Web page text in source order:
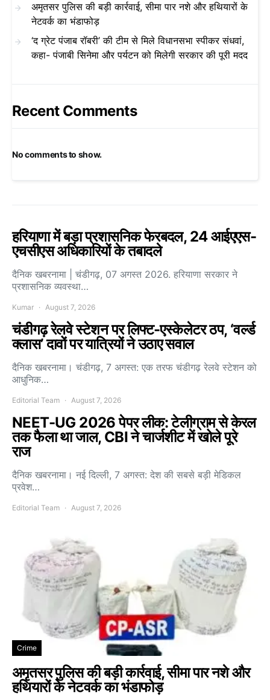
अमृतसर पुलिस की बड़ी कार्रवाई, सीमा पार नशे और हथियारों के
नेटवर्क का भंडाफोड़
‘द ग्रेट पंजाब रॉबरी’ की टीम से मिले विधानसभा स्पीकर संधवां,
कहा- पंजाबी सिनेमा और पर्यटन को मिलेगी सरकार की पूरी मदद
Recent Comments
No comments to show.
हरियाणा में बड़ा प्रशासनिक फेरबदल, 24 आईएएस-
एचसीएस अधिकारियों के तबादले
दैनिक खबरनामा | चंडीगढ़, 07 अगस्त 2026. हरियाणा सरकार ने
प्रशासनिक व्यवस्था…
Kumar August 7, 2026
चंडीगढ़ रेलवे स्टेशन पर लिफ्ट-एस्केलेटर ठप, ‘वर्ल्ड
क्लास’ दावों पर यात्रियों ने उठाए सवाल
दैनिक खबरनामा। चंडीगढ़, 7 अगस्त: एक तरफ चंडीगढ़ रेलवे स्टेशन को
आधुनिक…
Editorial Team August 7, 2026
NEET-UG 2026 पेपर लीक: टेलीग्राम से केरल
तक फैला था जाल, CBI ने चार्जशीट में खोले पूरे
राज
दैनिक खबरनामा। नई दिल्ली, 7 अगस्त: देश की सबसे बड़ी मेडिकल
प्रवेश…
Editorial Team August 7, 2026
Crime
अमृतसर पुलिस की बड़ी कार्रवाई, सीमा पार नशे और
हथियारों के नेटवर्क का भंडाफोड़